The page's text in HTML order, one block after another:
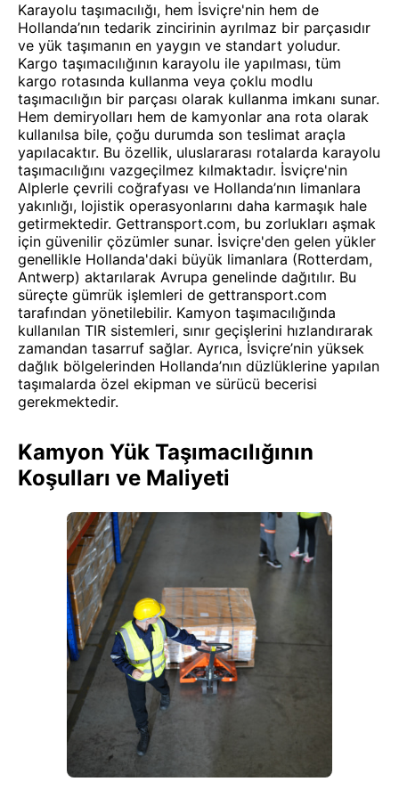
Karayolu taşımacılığı, hem İsviçre'nin hem de
Hollanda’nın tedarik zincirinin ayrılmaz bir parçasıdır
ve yük taşımanın en yaygın ve standart yoludur.
Kargo taşımacılığının karayolu ile yapılması, tüm
kargo rotasında kullanma veya çoklu modlu
taşımacılığın bir parçası olarak kullanma imkanı sunar.
Hem demiryolları hem de kamyonlar ana rota olarak
kullanılsa bile, çoğu durumda son teslimat araçla
yapılacaktır. Bu özellik, uluslararası rotalarda karayolu
taşımacılığını vazgeçilmez kılmaktadır. İsviçre'nin
Alplerle çevrili coğrafyası ve Hollanda’nın limanlara
yakınlığı, lojistik operasyonlarını daha karmaşık hale
getirmektedir. Gettransport.com, bu zorlukları aşmak
için güvenilir çözümler sunar. İsviçre'den gelen yükler
genellikle Hollanda'daki büyük limanlara (Rotterdam,
Antwerp) aktarılarak Avrupa genelinde dağıtılır. Bu
süreçte gümrük işlemleri de gettransport.com
tarafından yönetilebilir. Kamyon taşımacılığında
kullanılan TIR sistemleri, sınır geçişlerini hızlandırarak
zamandan tasarruf sağlar. Ayrıca, İsviçre’nin yüksek
dağlık bölgelerinden Hollanda’nın düzlüklerine yapılan
taşımalarda özel ekipman ve sürücü becerisi
gerekmektedir.
Kamyon Yük Taşımacılığının
Koşulları ve Maliyeti